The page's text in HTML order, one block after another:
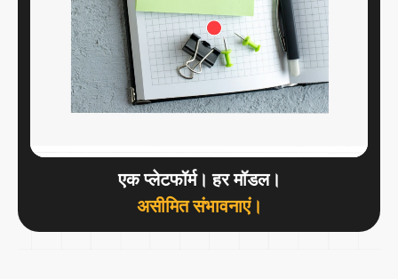
एक प्लेटफॉर्म। हर मॉडल।
असीमित संभावनाएं।